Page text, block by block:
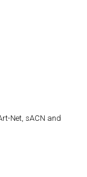
Net, sACN and